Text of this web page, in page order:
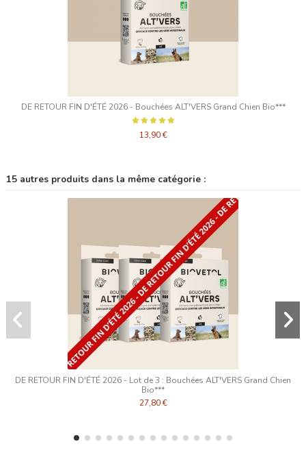
DE RETOUR FIN D'ÉTÉ 2026 - Bouchées ALT'VERS Grand Chien Bio***
13,90 €
15 autres produits dans la même catégorie :
DE RETOUR FIN D'ÉTÉ 2026 - Lot de 3 : Bouchées ALT'VERS Grand Chien
Bio***
27,80 €